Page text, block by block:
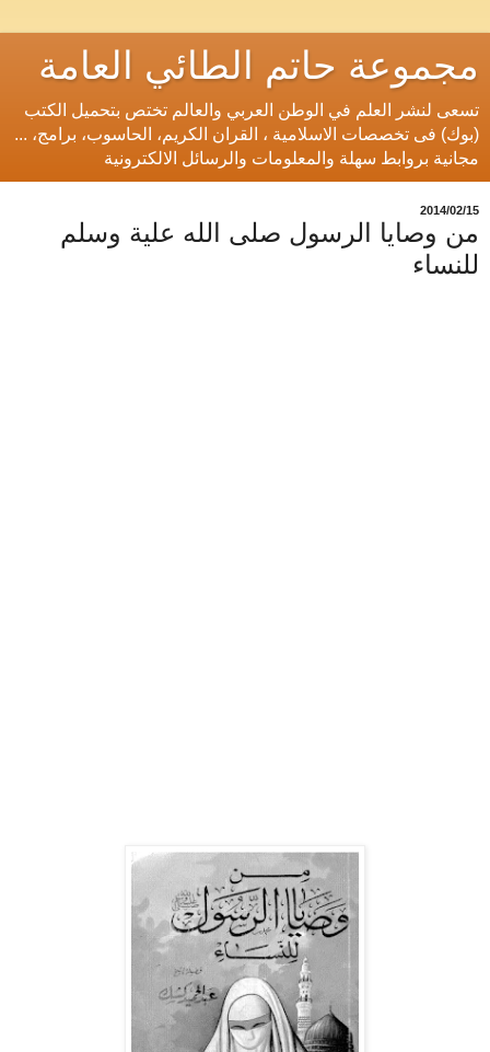
مجموعة حاتم الطائي العامة
تسعى لنشر العلم في الوطن العربي والعالم تختص بتحميل الكتب
(بوك) فى تخصصات الاسلامية ، القران الكريم، الحاسوب، برامج، ...
مجانية بروابط سهلة والمعلومات والرسائل الالكترونية
15‏/02‏/2014
من وصايا الرسول صلى الله علية وسلم
للنساء